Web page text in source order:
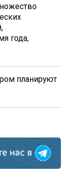
года,
планируют